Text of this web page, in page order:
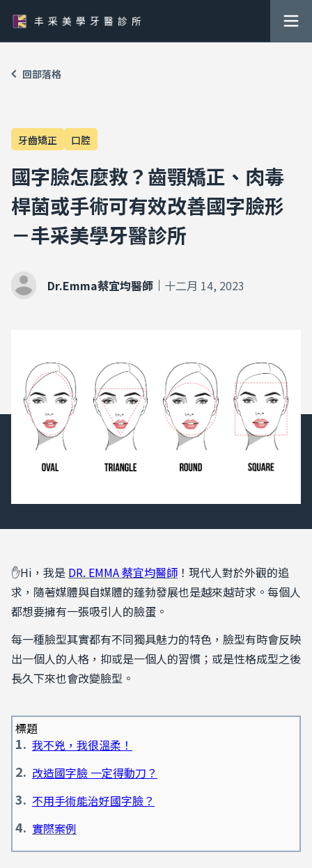
回部落格
牙齒矯正 口腔
國字臉怎麼救？齒顎矯正、肉毒
桿菌或手術可有效改善國字臉形
－丰采美學牙醫診所
Dr.Emma蔡宜均醫師 十二月 14, 2023
✋Hi，我是 DR. EMMA 蔡宜均醫師 ！現代人對於外觀的追
求，隨著媒體與自媒體的蓬勃發展也是越來越苛求。每個人
都想要擁有一張吸引人的臉蛋。
每一種臉型其實都有不同獨具魅力的特色，臉型有時會反映
出一個人的人格，抑或是一個人的習慣；或是性格成型之後
長久下來也會改變臉型。
標題
我不兇，我很溫柔！
改造國字臉 一定得動刀？
不用手術能治好國字臉？
實際案例